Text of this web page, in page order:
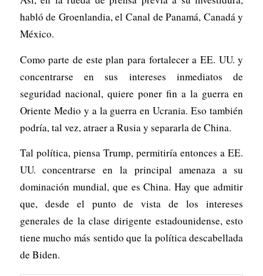
habló de Groenlandia, el Canal de Panamá, Canadá y
México.
Como parte de este plan para fortalecer a EE. UU. y
concentrarse en sus intereses inmediatos de
seguridad nacional, quiere poner fin a la guerra en
Oriente Medio y a la guerra en Ucrania. Eso también
podría, tal vez, atraer a Rusia y separarla de China.
Tal política, piensa Trump, permitiría entonces a EE.
UU. concentrarse en la principal amenaza a su
dominación mundial, que es China. Hay que admitir
que, desde el punto de vista de los intereses
generales de la clase dirigente estadounidense, esto
tiene mucho más sentido que la política descabellada
de Biden.